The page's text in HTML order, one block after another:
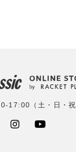
17:00（土・日・祝